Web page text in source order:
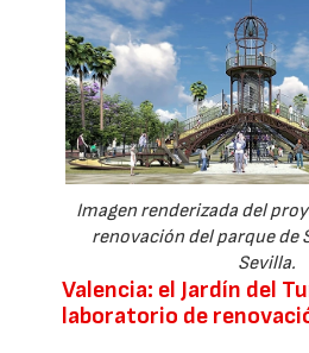
Imagen renderizada del
renovación del parque de
Sevilla.
Valencia: el Jardín del
laboratorio de